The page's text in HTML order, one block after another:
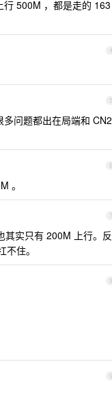
500M ，都是走的 163
4
5
问题都出在局端和 CN2
6
。
7
其实只有 200M 上行。反
住。
8
9